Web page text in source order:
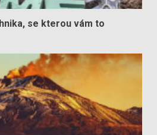
se kterou vám to